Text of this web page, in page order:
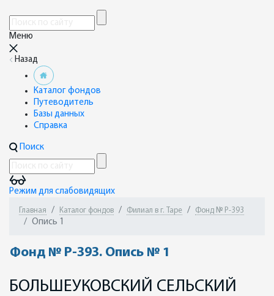
Меню
Назад
Каталог фондов
Путеводитель
Базы данных
Справка
Поиск
Режим для слабовидящих
Главная Каталог фондов Филиал в г. Таре Фонд № Р-393
Опись 1
Фонд № Р-393. Опись № 1
БОЛЬШЕУКОВСКИЙ СЕЛЬСКИЙ